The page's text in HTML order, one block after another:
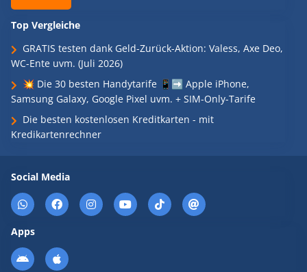
Top Vergleiche
GRATIS testen dank Geld-Zurück-Aktion: Valess, Axe Deo,
WC-Ente uvm. (Juli 2026)
💥 Die 30 besten Handytarife 📱➡️ Apple iPhone,
Samsung Galaxy, Google Pixel uvm. + SIM-Only-Tarife
Die besten kostenlosen Kreditkarten - mit
Kredikartenrechner
Social Media
Apps